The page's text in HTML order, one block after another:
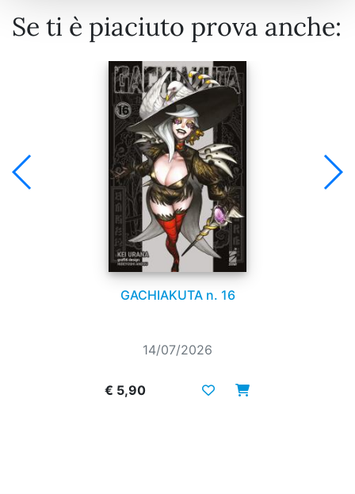
Se ti è piaciuto prova anche:
GACHIAKUTA n. 16
14/07/2026
€ 5,90